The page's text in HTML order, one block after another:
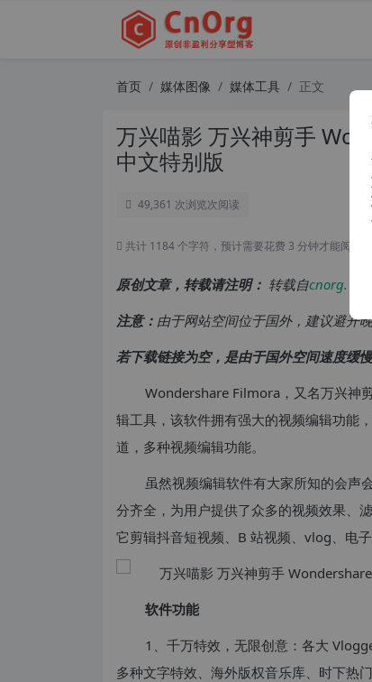
首页 媒体图像 媒体工具 正文
万兴喵影 万兴神剪手
中文特别版
49,361 次浏览次阅读
共计 1184 个字符，预计需要花费 3 分钟才能阅读完
原创文章，转载请注明： 转载自
注意： 由于网站空间位于国外，建议避开
若下载链接为空，是由于国外空间速度缓
Wondershare Filmora，又名万兴神
辑工具，该软件拥有强大的视频编辑功能
道，多种视频编辑功能。
虽然视频编辑软件有大家所知的会声
分齐全，为用户提供了众多的视频效果、
它剪辑抖音短视频、B 站视频、vlog、电
软件功能
1、千万特效，无限创意：各大
多种文字特效、海外版权音乐库、时下热